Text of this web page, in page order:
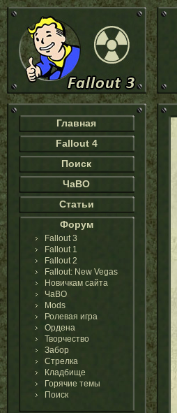
Главная
Fallout 4
Поиск
ЧаВО
Статьи
Форум
Fallout 3
Fallout 1
Fallout 2
Fallout: New Vegas
Новичкам сайта
ЧаВО
Mods
Ролевая игра
Ордена
Творчество
Забор
Стрелка
Кладбище
Горячие темы
Поиск